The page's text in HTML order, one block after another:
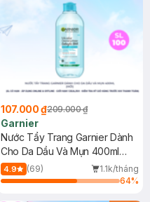
107.000 ₫209.000 ₫
Garnier
Nước Tẩy Trang Garnier Dành
Cho Da Dầu Và Mụn 400ml
(Mới)
4.9 (69)
1.1k/tháng
64%